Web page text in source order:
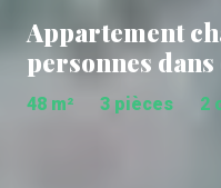
Appartement
personnes
48 m² 3 pièces 2